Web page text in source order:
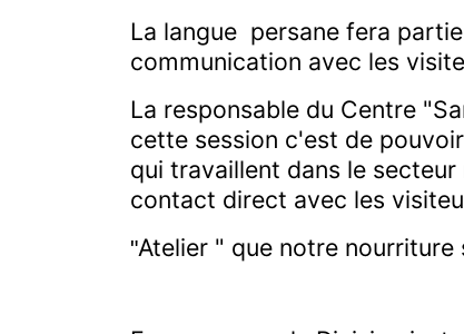
La langue persane fera
communication avec les
La responsable du Centre
cette session c'est de
qui travaillent dans le
contact direct avec les
Atelier " que notre
"